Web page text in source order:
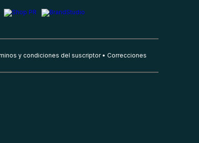
y condiciones del suscriptor Correcciones